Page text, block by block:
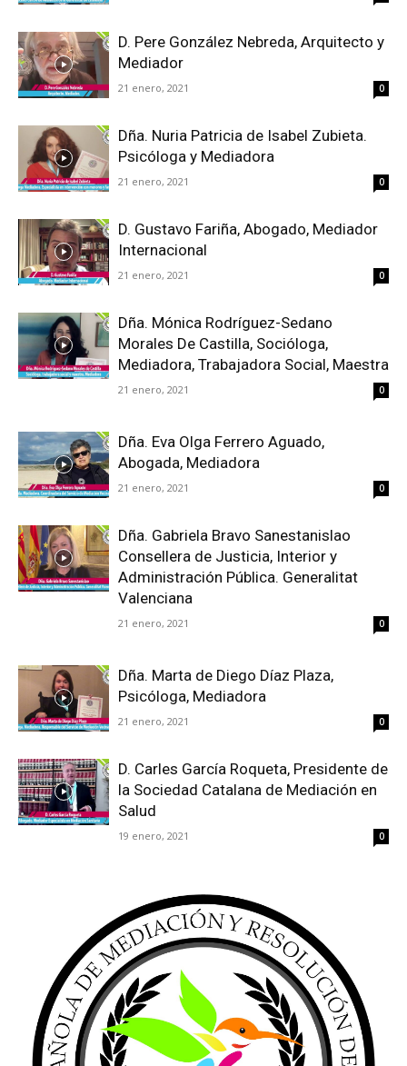
D. Pere González Nebreda, Arquitecto y
Mediador
21 enero, 2021 0
Dña. Nuria Patricia de Isabel Zubieta.
Psicóloga y Mediadora
21 enero, 2021 0
D. Gustavo Fariña, Abogado, Mediador
Internacional
21 enero, 2021 0
Dña. Mónica Rodríguez-Sedano
Morales De Castilla, Socióloga,
Mediadora, Trabajadora Social, Maestra
21 enero, 2021 0
Dña. Eva Olga Ferrero Aguado,
Abogada, Mediadora
21 enero, 2021 0
Dña. Gabriela Bravo Sanestanislao
Consellera de Justicia, Interior y
Administración Pública. Generalitat
Valenciana
21 enero, 2021 0
Dña. Marta de Diego Díaz Plaza,
Psicóloga, Mediadora
21 enero, 2021 0
D. Carles García Roqueta, Presidente de
la Sociedad Catalana de Mediación en
Salud
19 enero, 2021 0